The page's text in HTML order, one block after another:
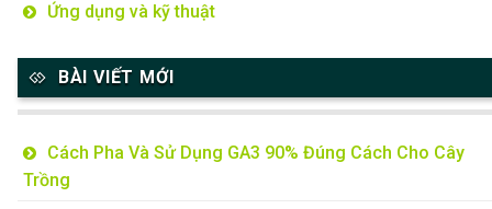
Ứng dụng và kỹ thuật
BÀI VIẾT MỚI
Cách Pha Và Sử Dụng GA3 90% Đúng Cách Cho Cây
Trồng